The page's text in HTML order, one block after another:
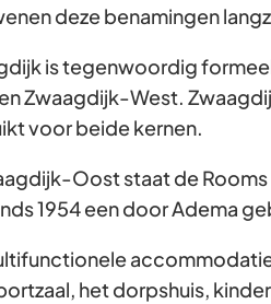
deze benamingen
is tegenwoordig
Zwaagdijk-West.
voor beide kernen.
Oost staat de
1954 een door Adema
het dorpshuis,